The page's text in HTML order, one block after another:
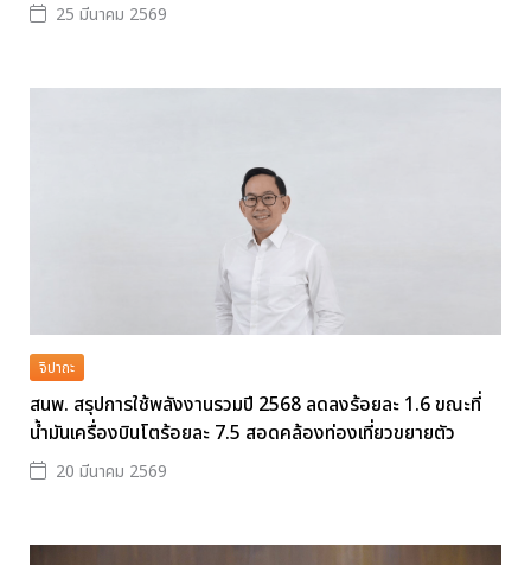
25 มีนาคม 2569
จิปาถะ
สนพ. สรุปการใช้พลังงานรวมปี 2568 ลดลงร้อยละ 1.6 ขณะที่
น้ำมันเครื่องบินโตร้อยละ 7.5 สอดคล้องท่องเที่ยวขยายตัว
20 มีนาคม 2569